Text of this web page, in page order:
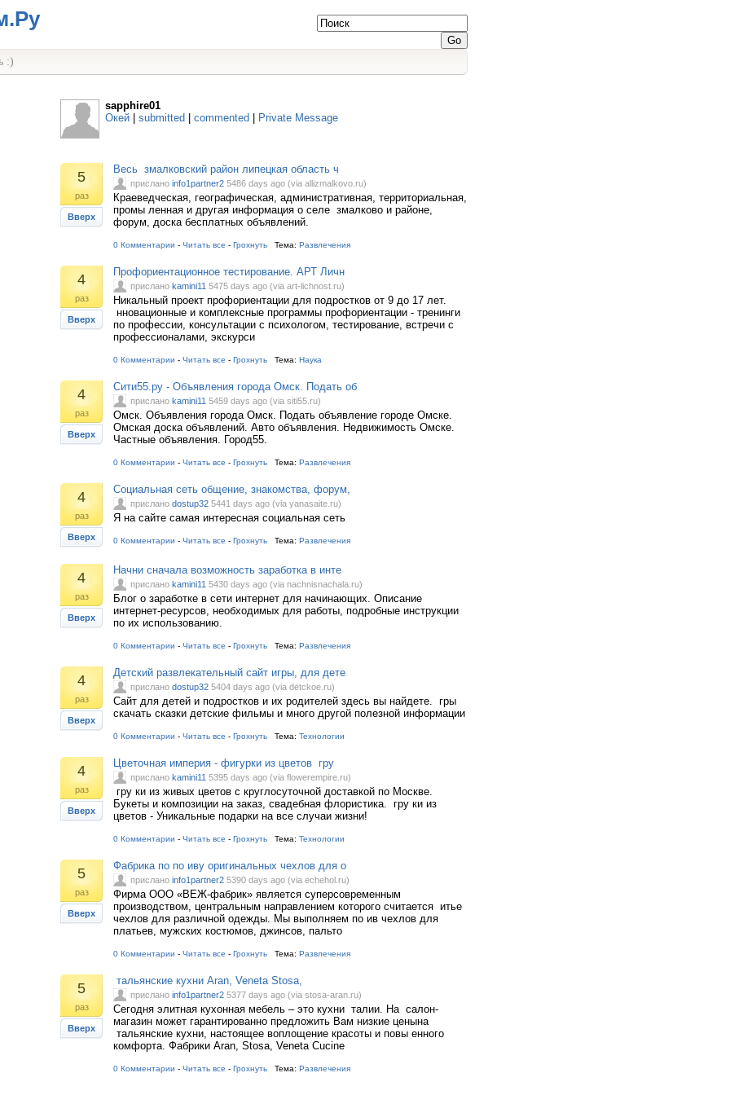
:)
sapphire01
Окей
submitted commented Private Message
5
раз
Вверх
Весь змалковский район липецкая область ч
прислано info1partner2 5486 days ago (via allizmalkovo.ru)
Краеведческая, географическая, административная, территориальная,
промы ленная и другая информация о селе змалково и районе,
форум, доска бесплатных объявлений.
0 Комментарии - Читать все - Грохнуть Тема: Развлечения
4
раз
Вверх
Профориентационное тестирование. АРТ Личн
прислано kamini11 5475 days ago (via art-lichnost.ru)
Никальный проект профориентации для подростков от 9 до 17 лет.
нновационные и комплексные программы профориентации - тренинги
по профессии, консультации с психологом, тестирование, встречи с
профессионалами, экскурси
0 Комментарии - Читать все - Грохнуть Тема: Наука
4
раз
Вверх
Сити55.ру - Объявления города Омск. Подать об
прислано kamini11 5459 days ago (via siti55.ru)
Омск. Объявления города Омск. Подать объявление городе Омске.
Омская доска объявлений. Авто объявления. Недвижимость Омске.
Частные объявления. Город55.
0 Комментарии - Читать все - Грохнуть Тема: Развлечения
4
раз
Вверх
Социальная сеть общение, знакомства, форум,
прислано dostup32 5441 days ago (via yanasaite.ru)
Я на сайте самая интересная социальная сеть
0 Комментарии - Читать все - Грохнуть Тема: Развлечения
4
раз
Вверх
Начни сначала возможность заработка в инте
прислано kamini11 5430 days ago (via nachnisnachala.ru)
Блог о заработке в сети интернет для начинающих. Описание
интернет-ресурсов, необходимых для работы, подробные инструкции
по их использованию.
0 Комментарии - Читать все - Грохнуть Тема: Развлечения
4
раз
Вверх
Детский развлекательный сайт игры, для дете
прислано dostup32 5404 days ago (via detckoe.ru)
Сайт для детей и подростков и их родителей здесь вы найдете. гры
скачать сказки детские фильмы и много другой полезной информации
0 Комментарии - Читать все - Грохнуть Тема: Технологии
4
раз
Вверх
Цветочная империя - фигурки из цветов гру
прислано kamini11 5395 days ago (via flowerempire.ru)
гру ки из живых цветов с круглосуточной доставкой по Москве.
Букеты и композиции на заказ, свадебная флористика. гру ки из
цветов - Уникальные подарки на все случаи жизни!
0 Комментарии - Читать все - Грохнуть Тема: Технологии
5
раз
Вверх
Фабрика по по иву оригинальных чехлов для о
прислано info1partner2 5390 days ago (via echehol.ru)
Фирма ООО «ВЕЖ-фабрик» является суперсовременным
производством, центральным направлением которого считается итье
чехлов для различной одежды. Мы выполняем по ив чехлов для
платьев, мужских костюмов, джинсов, пальто
0 Комментарии - Читать все - Грохнуть Тема: Развлечения
5
раз
Вверх
тальянские кухни Aran, Veneta Stosa,
прислано info1partner2 5377 days ago (via stosa-aran.ru)
Сегодня элитная кухонная мебель – это кухни талии. На салон-
магазин может гарантированно предложить Вам низкие ценына
тальянские кухни, настоящее воплощение красоты и повы енного
комфорта. Фабрики Aran, Stosa, Veneta Cucine
0 Комментарии - Читать все - Грохнуть Тема: Развлечения